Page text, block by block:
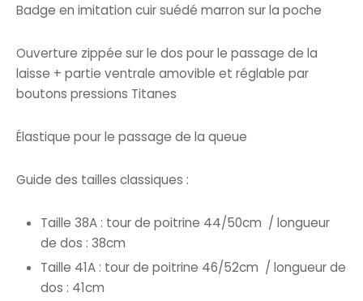
Badge en imitation cuir suédé marron sur la poche
Ouverture zippée sur le dos pour le passage de la
laisse + partie ventrale amovible et réglable par
boutons pressions Titanes
Élastique pour le passage de la queue
Guide des tailles classiques :
Taille 38A : tour de poitrine 44/50cm / longueur
de dos : 38cm
Taille 41A : tour de poitrine 46/52cm / longueur de
dos : 41cm